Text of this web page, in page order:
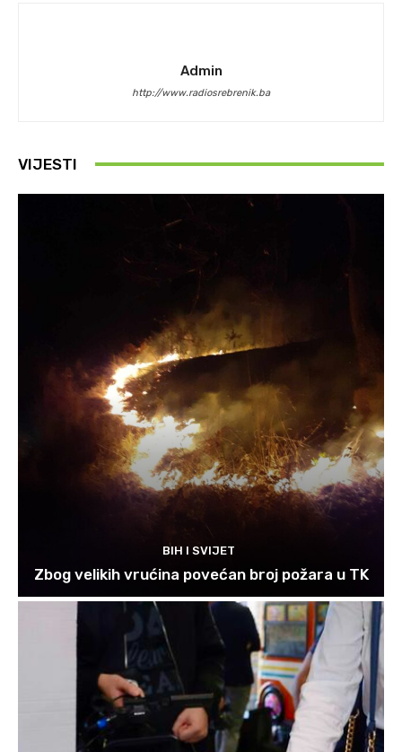
Admin
http://www.radiosrebrenik.ba
VIJESTI
BIH I SVIJET
Zbog velikih vrućina povećan broj požara u TK